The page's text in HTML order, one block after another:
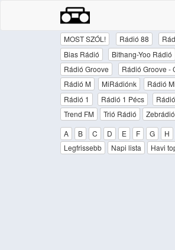
MOST SZÓL! Rádió 88
Bias Rádió
Bithang-Yoo Rádió
Rádió Groove
Rádió Groove -
Rádió M
MiRádiónk Rádió
Rádió 1
Rádió 1 Pécs
Trend FM
Trió Rádió
Zebrádió
A
B C D E F G H
Legfrissebb
Napi lista Havi